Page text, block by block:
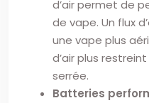
d’air permet de
de vape. Un flux
une vape plus
d’air plus
serrée.
Batteries